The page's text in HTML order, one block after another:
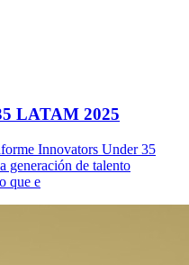
LATAM 2025
Innovators Under 35
generación de talento
que e